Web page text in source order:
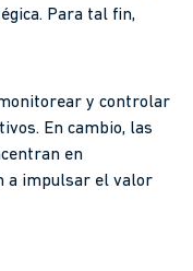
Para tal fin,
y controlar
En cambio, las
en
a impulsar el valor